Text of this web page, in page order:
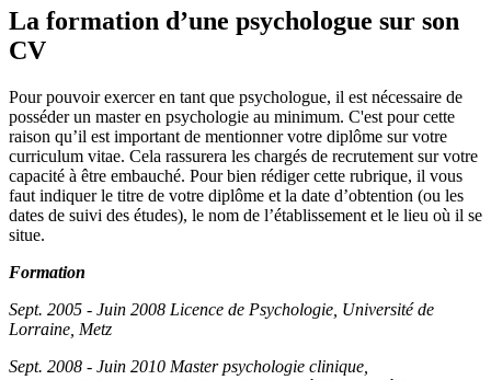
La formation d’une psychologue sur son
CV
Pour pouvoir exercer en tant que psychologue, il est nécessaire de
posséder un master en psychologie au minimum. C'est pour cette
raison qu’il est important de mentionner votre diplôme sur votre
curriculum vitae. Cela rassurera les chargés de recrutement sur votre
capacité à être embauché. Pour bien rédiger cette rubrique, il vous
faut indiquer le titre de votre diplôme et la date d’obtention (ou les
dates de suivi des études), le nom de l’établissement et le lieu où il se
situe.
Formation
Sept. 2005 - Juin 2008 Licence de Psychologie, Université de
Lorraine, Metz
Sept. 2008 - Juin 2010 Master psychologie clinique,